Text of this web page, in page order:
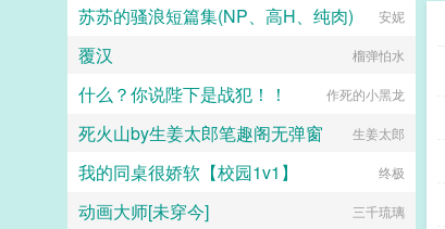
就借你打破这个传闻如何？方雨涔如
果您喜欢你好，司南寂，别忘记分享
记分享给朋友...
苏苏的骚浪短篇集(NP、高H、纯肉)
安妮
覆汉 榴弹怕水
什么？你说陛下是战犯！！ 作死的小黑龙
死火山by生姜太郎笔趣阁无弹窗 生姜太郎
我的同桌很娇软【校园1v1】 终极
动画大师[未穿今] 三千琉璃